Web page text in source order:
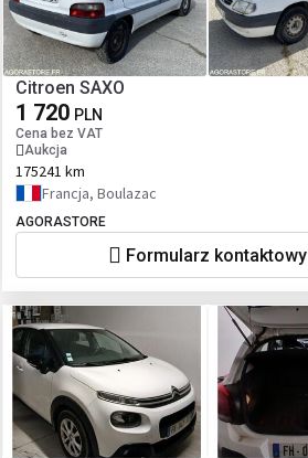
Citroen SAXO
1 720 PLN
Cena bez VAT
Aukcja
175241 km
Francja, Boulazac
AGORASTORE
Formularz kontaktowy